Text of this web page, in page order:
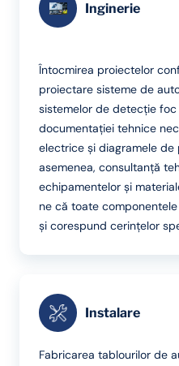
Inginerie
Întocmirea proiectelor
proiectare sisteme de
sistemelor de detecție foc
documentației tehnice
electrice și diagramele de
asemenea, consultanță
echipamentelor și
ne că toate
și corespund cerințelor
Instalare
Fabricarea tablourilor de